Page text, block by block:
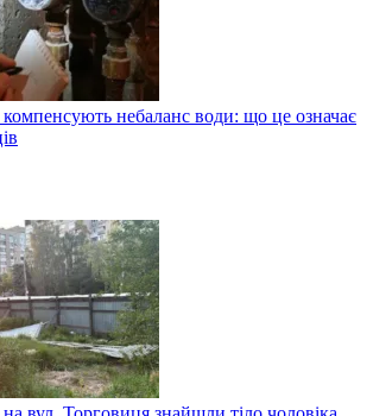
небаланс води: що це означає